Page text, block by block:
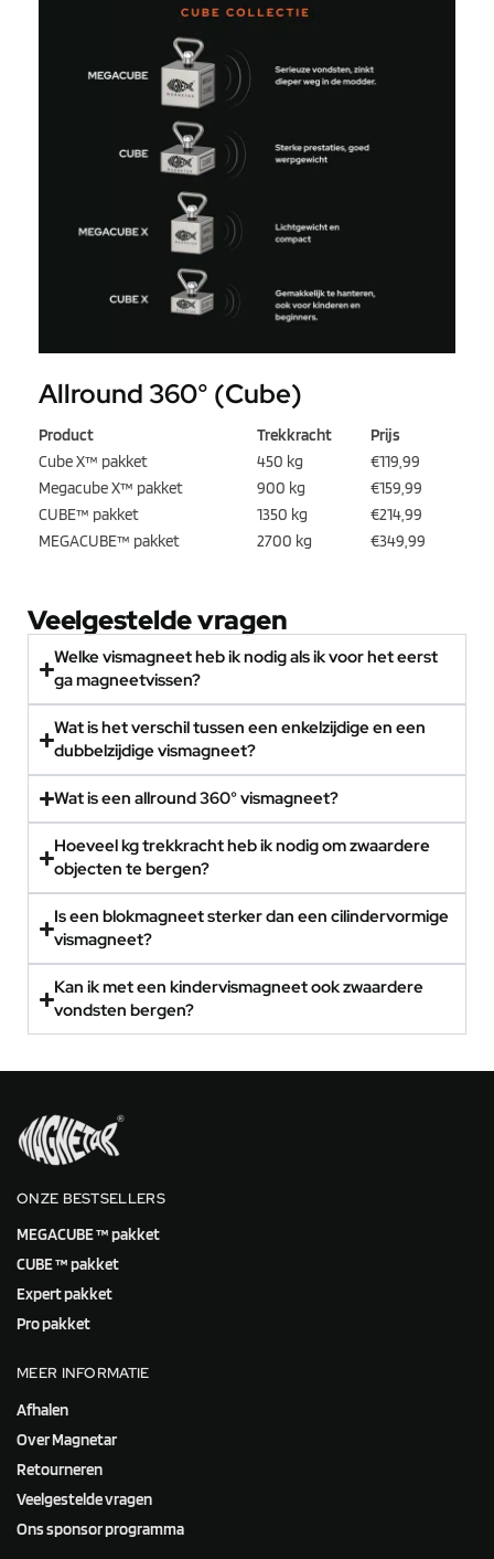
Allround 360° (Cube)
Product Trekkracht
Prijs
Cube X™ pakket
450 kg
€119,99
Megacube X™ pakket
900 kg
€159,99
CUBE™ pakket
1350 kg
€214,99
MEGACUBE™ pakket
2700 kg €349,99
Veelgestelde vragen
Welke vismagneet heb ik nodig als ik voor het eerst
ga magneetvissen?
Wat is het verschil tussen een enkelzijdige en een
dubbelzijdige vismagneet?
Wat is een allround 360° vismagneet?
Hoeveel kg trekkracht heb ik nodig om zwaardere
objecten te bergen?
Is een blokmagneet sterker dan een cilindervormige
vismagneet?
Kan ik met een kindervismagneet ook zwaardere
vondsten bergen?
ONZE BESTSELLERS
MEGACUBE ™ pakket
CUBE ™ pakket
Expert pakket
Pro pakket
MEER INFORMATIE
Afhalen
Over Magnetar
Retourneren
Veelgestelde vragen
Ons sponsor programma